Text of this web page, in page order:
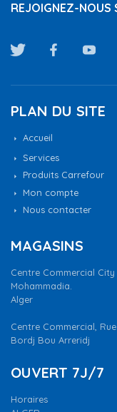
REJOIGNEZ-NOUS
PLAN DU SITE
Accueil
Services
Produits Carrefour
Mon compte
Nous contacter
MAGASINS
Centre Commercial
Mohammadia.
Alger
Centre Commercial,
Bordj Bou Arreridj
OUVERT 7J/7
Horaires